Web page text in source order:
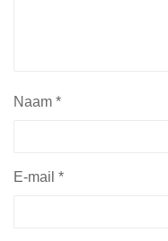
Naam *
E-mail *